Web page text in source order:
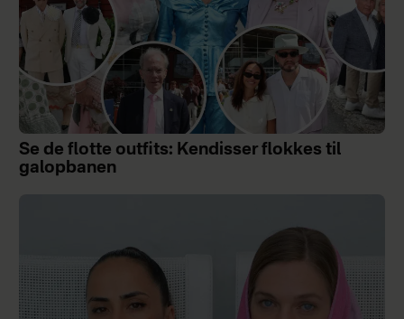
Se de flotte outfits: Kendisser flokkes til
galopbanen